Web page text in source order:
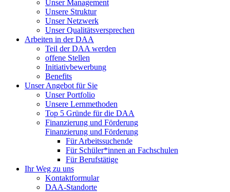
Unser Management
Unsere Struktur
Unser Netzwerk
Unser Qualitätsversprechen
Arbeiten in der DAA
Teil der DAA werden
offene Stellen
Initiativbewerbung
Benefits
Unser Angebot für Sie
Unser Portfolio
Unsere Lernmethoden
Top 5 Gründe für die DAA
Finanzierung und Förderung
Finanzierung und Förderung
Für Arbeitssuchende
Für Schüler*innen an Fachschulen
Für Berufstätige
Ihr Weg zu uns
Kontaktformular
DAA-Standorte